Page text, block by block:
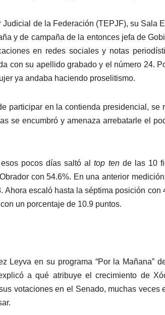
de la Federación (TEPJF), su Sala
y de campaña de la entonces jefa de
en redes sociales y notas
con su apellido grabado y el número 24.
ya andaba haciendo proselitismo.
participar en la contienda presidencial, se
se encumbró y amenaza arrebatarle el
pocos días saltó altop ten de las 10
con 54.6%. En una anterior
escaló hasta la séptima posición con
un porcentaje de 10.9 puntos.
Leyva en su programa “Por la Mañana”
a qué atribuye el crecimiento de
votaciones en el Senado, muchas veces